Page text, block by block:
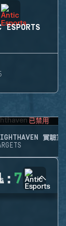
ESPORTS
已禁用
實驗室
: 7